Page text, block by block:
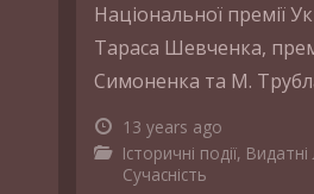
Національної премії
Тараса Шевченка,
Симоненка та М.
13 years ago
Історичні події,
Сучасність